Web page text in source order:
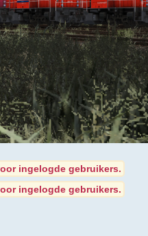
ingelogde gebruikers.
ingelogde gebruikers.